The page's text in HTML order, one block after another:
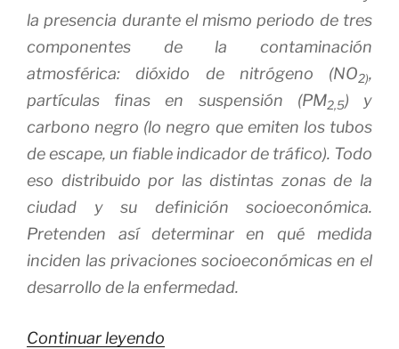
la presencia durante el mismo periodo de tres
componentes de la contaminación
atmosférica: dióxido de nitrógeno (NO2),
partículas finas en suspensión (PM2,5) y
carbono negro (lo negro que emiten los tubos
de escape, un fiable indicador de tráfico). Todo
eso distribuido por las distintas zonas de la
ciudad y su definición socioeconómica.
Pretenden así determinar en qué medida
inciden las privaciones socioeconómicas en el
desarrollo de la enfermedad.
Continuar leyendo